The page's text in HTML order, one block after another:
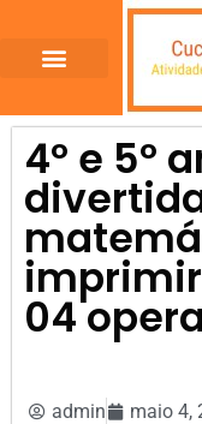
4º e 5º
04
admin maio 4,